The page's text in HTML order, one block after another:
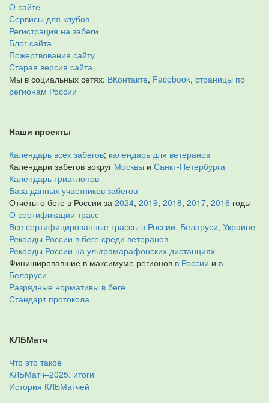
О сайте
Сервисы для клубов
Регистрация на забеги
Блог сайта
Пожертвования сайту
Старая версия сайта
Мы в социальных сетях: ВКонтакте, Facebook, страницы по
регионам России
Наши проекты
Календарь всех забегов; календарь для ветеранов
Календари забегов вокруг Москвы и Санкт-Петербурга
Календарь триатлонов
База данных участников забегов
Отчёты о беге в России за 2024, 2019, 2018, 2017, 2016 годы
О сертификации трасс
Все сертифицированные трассы в России, Беларуси, Украине
Рекорды России в беге среди ветеранов
Рекорды России на ультрамарафонских дистанциях
Финишировавшие в максимуме регионов в России и в
Беларуси
Разрядные нормативы в беге
Стандарт протокола
КЛБМатч
Что это такое
КЛБМатч–2025: итоги
История КЛБМатчей